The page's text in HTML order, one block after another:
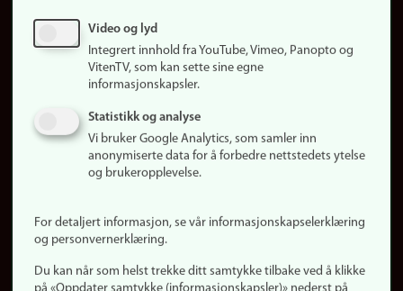
Om nettstedet
Informasjonskapsler
Personvern
Video og lyd
Integrert innhold fra YouTube, Vimeo, Panopto og
VitenTV, som kan sette sine egne
informasjonskapsler.
Statistikk og analyse
Vi bruker Google Analytics, som samler inn
anonymiserte data for å forbedre nettstedets ytelse
og brukeropplevelse.
For detaljert informasjon, se vår informasjonskapselerklæring
og personvernerklæring.
Du kan når som helst trekke ditt samtykke tilbake ved å klikke